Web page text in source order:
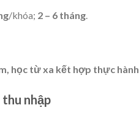
/khóa; 2 – 6 tháng.
học từ xa kết hợp thực hành
thu nhập